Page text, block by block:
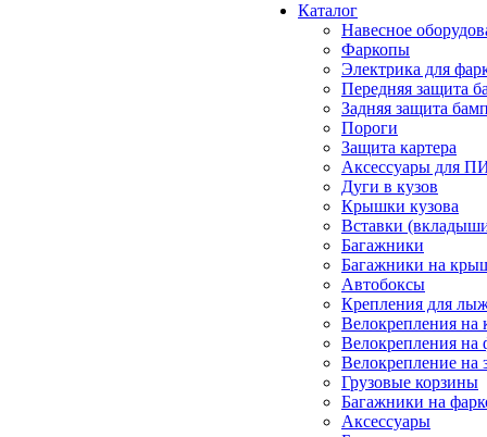
Каталог
Навесное
Фаркопы
Электрика для
Передняя защита
Задняя защита
Пороги
Защита картера
Аксессуары для
Дуги в кузов
Крышки кузова
Вставки
Багажники
Багажники на
Автобоксы
Крепления для
Велокрепления
Велокрепления на
Велокрепление на
Грузовые корзины
Багажники на
Аксессуары